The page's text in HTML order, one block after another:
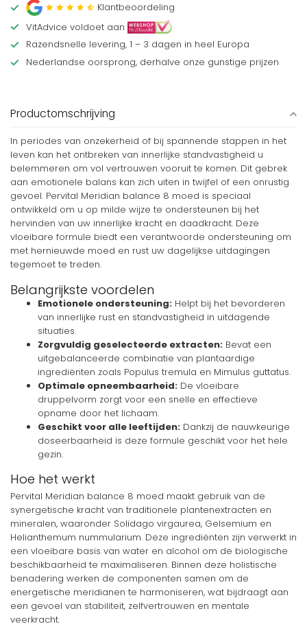
Klantbeoordeling
VitAdvice voldoet aan
Razendsnelle levering, 1 – 3 dagen in heel Europa
Nederlandse oorsprong, derhalve onze gunstige prijzen
Productomschrijving
In periodes van onzekerheid of bij spannende stappen in het
leven kan het ontbreken van innerlijke standvastigheid u
belemmeren om vol vertrouwen vooruit te komen. Dit gebrek
aan emotionele balans kan zich uiten in twijfel of een onrustig
gevoel. Pervital Meridian balance 8 moed is speciaal
ontwikkeld om u op milde wijze te ondersteunen bij het
hervinden van uw innerlijke kracht en daadkracht. Deze
vloeibare formule biedt een verantwoorde ondersteuning om
met hernieuwde moed en rust uw dagelijkse uitdagingen
tegemoet te treden.
Belangrijkste voordelen
Emotionele ondersteuning: Helpt bij het bevorderen
van innerlijke rust en standvastigheid in uitdagende
situaties.
Zorgvuldig geselecteerde extracten: Bevat een
uitgebalanceerde combinatie van plantaardige
ingrediënten zoals Populus tremula en Mimulus guttatus.
Optimale opneembaarheid: De vloeibare
druppelvorm zorgt voor een snelle en effectieve
opname door het lichaam.
Geschikt voor alle leeftijden: Dankzij de nauwkeurige
doseerbaarheid is deze formule geschikt voor het hele
gezin.
Hoe het werkt
Pervital Meridian balance 8 moed maakt gebruik van de
synergetische kracht van traditionele plantenextracten en
mineralen, waaronder Solidago virgaurea, Gelsemium en
Helianthemum nummularium. Deze ingrediënten zijn verwerkt in
een vloeibare basis van water en alcohol om de biologische
beschikbaarheid te maximaliseren. Binnen deze holistische
benadering werken de componenten samen om de
energetische meridianen te harmoniseren, wat bijdraagt aan
een gevoel van stabiliteit, zelfvertrouwen en mentale
veerkracht.